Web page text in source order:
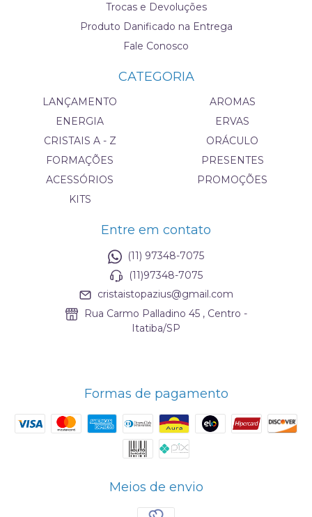
Trocas e Devoluções
Produto Danificado na Entrega
Fale Conosco
CATEGORIA
LANÇAMENTO
ENERGIA
CRISTAIS A - Z
FORMAÇÕES
ACESSÓRIOS
KITS
AROMAS
ERVAS
ORÁCULO
PRESENTES
PROMOÇÕES
Entre em contato
(11) 97348-7075
(11)97348-7075
cristaistopazius@gmail.com
Rua Carmo Palladino 45 , Centro -
Itatiba/SP
Formas de pagamento
Meios de envio